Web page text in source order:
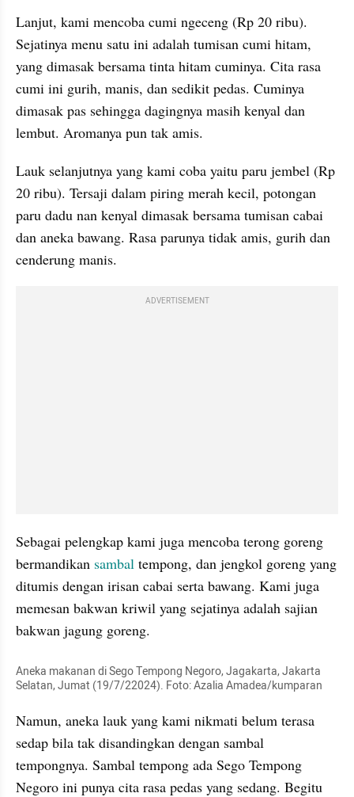
Lanjut, kami mencoba cumi ngeceng (Rp 20 ribu).
Sejatinya menu satu ini adalah tumisan cumi hitam,
yang dimasak bersama tinta hitam cuminya. Cita rasa
cumi ini gurih, manis, dan sedikit pedas. Cuminya
dimasak pas sehingga dagingnya masih kenyal dan
lembut. Aromanya pun tak amis.
Lauk selanjutnya yang kami coba yaitu paru jembel (Rp
20 ribu). Tersaji dalam piring merah kecil, potongan
paru dadu nan kenyal dimasak bersama tumisan cabai
dan aneka bawang. Rasa parunya tidak amis, gurih dan
cenderung manis.
ADVERTISEMENT
Sebagai pelengkap kami juga mencoba terong goreng
bermandikan sambal tempong, dan jengkol goreng yang
ditumis dengan irisan cabai serta bawang. Kami juga
memesan bakwan kriwil yang sejatinya adalah sajian
bakwan jagung goreng.
Aneka makanan di Sego Tempong Negoro, Jagakarta, Jakarta
Selatan, Jumat (19/7/22024). Foto: Azalia Amadea/kumparan
Namun, aneka lauk yang kami nikmati belum terasa
sedap bila tak disandingkan dengan sambal
tempongnya. Sambal tempong ada Sego Tempong
Negoro ini punya cita rasa pedas yang sedang. Begitu